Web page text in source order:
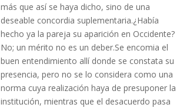
más que así se haya dicho, sino de una
deseable concordia suplementaria.¿Había
hecho ya la pareja su aparición en Occidente?
No; un mérito no es un deber.Se encomia el
buen entendimiento allí donde se constata su
presencia, pero no se lo considera como una
norma cuya realización haya de presuponer la
institución, mientras que el desacuerdo pasa